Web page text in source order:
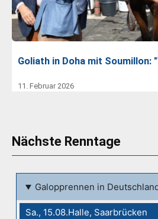
Goliath in Doha mit Soumillon:
11. Februar 2026
Nächste Renntage
Galopprennen in
Sa., 15.08.Halle, Saarbrücken